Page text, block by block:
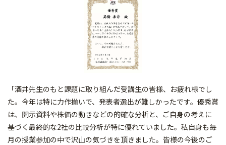
「酒井先生のもと課題に取り組んだ受講生の皆様、お疲れ様でし
た。今年は特に力作揃いで、発表者選出が難しかったです。優秀賞
は、開示資料や株価の動きなどの的確な分析と、ご自身の考えに
基づく最終的な2社の比較分析が特に優れていました。私自身も毎
月の授業参加の中で沢山の気づきを頂きました。皆様の今後のご